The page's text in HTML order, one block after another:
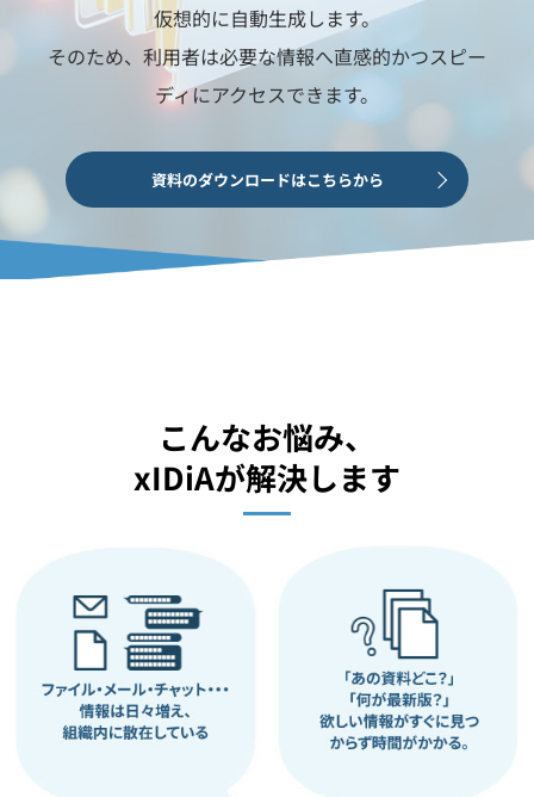
仮想的に自動生成します。
そのため、利用者は必要な情報へ直感的かつスピー
ディにアクセスできます。
資料のダウンロードはこちらから
こんなお悩み、
xIDiAが解決します